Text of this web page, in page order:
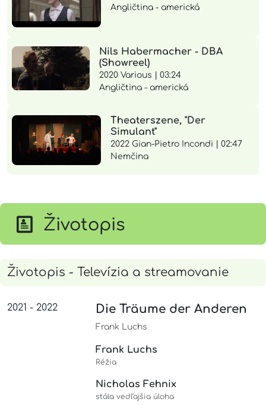
Angličtina - americká
Nils Habermacher - DBA
(Showreel)
2020 Various | 03:24
Angličtina - americká
Theaterszene, "Der
Simulant"
2022 Gian-Pietro Incondi | 02:47
Nemčina
Životopis
Životopis - Televízia a streamovanie
2021 - 2022 Die Träume der Anderen
Frank Luchs
Frank Luchs
Réžia
Nicholas Fehnix
stála vedľajšia úloha